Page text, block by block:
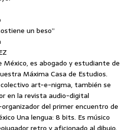
un beso”
México, es abogado y estudiante de
Máxima Casa de Estudios.
art-e-nigma, también se
en la revista audio-digital
del primer encuentro de
Una lengua: 8 bits. Es músico